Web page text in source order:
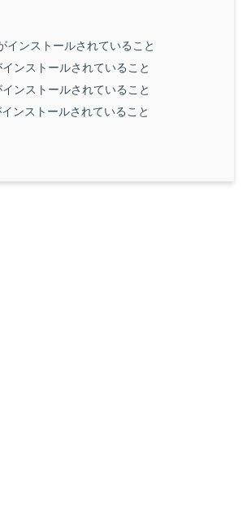
インストールされていること
ンストールされていること
ンストールされていること
ンストールされていること